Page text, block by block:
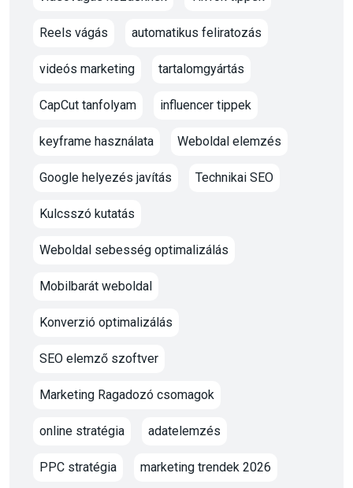
Reels vágás automatikus feliratozás
videós marketing tartalomgyártás
CapCut tanfolyam influencer tippek
keyframe használata Weboldal elemzés
Google helyezés javítás Technikai SEO
Kulcsszó kutatás
Weboldal sebesség optimalizálás
Mobilbarát weboldal
Konverzió optimalizálás
SEO elemző szoftver
Marketing Ragadozó csomagok
online stratégia adatelemzés
PPC stratégia marketing trendek 2026